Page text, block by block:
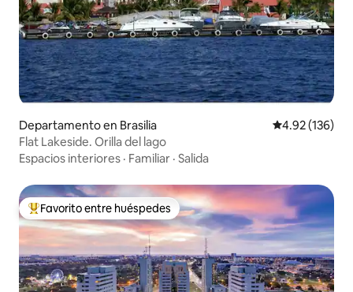
Departamento en Brasilia Calificación
4.92 (136)
Flat Lakeside. Orilla del lago
Espacios interiores · Familiar · Salida
De los mejores en Favorito entre huéspedes
Favorito entre huéspedes